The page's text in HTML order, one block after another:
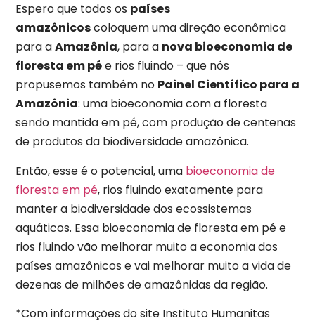
Espero que todos os países
amazônicoscoloquem uma direção econômica
para aAmazônia, para a nova bioeconomia de
floresta em pée rios fluindo – que nós
propusemos também no Painel Científico para a
Amazônia: uma bioeconomia com a floresta
sendo mantida em pé, com produção de centenas
de produtos da biodiversidade amazônica.
Então, esse é o potencial, uma bioeconomia de
floresta em pé, rios fluindo exatamente para
manter a biodiversidade dos ecossistemas
aquáticos. Essa bioeconomia de floresta em pé e
rios fluindo vão melhorar muito a economia dos
países amazônicos e vai melhorar muito a vida de
dezenas de milhões de amazônidas da região.
*Com informações do site Instituto Humanitas